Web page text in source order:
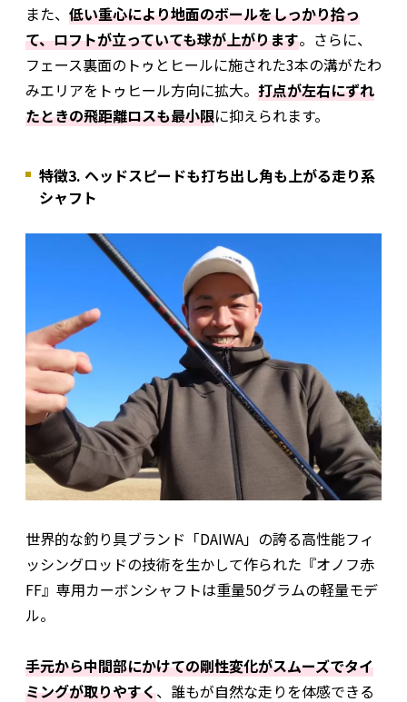
また、 低い重心により地面のボールをしっかり拾っ
て、ロフトが立っていても球が上がります。さらに、
フェース裏面のトゥとヒールに施された3本の溝がたわ
みエリアをトゥヒール方向に拡大。 打点が左右にずれ
たときの飛距離ロスも最小限に抑えられます。
特徴3. ヘッドスピードも打ち出し角も上がる走り系
シャフト
世界的な釣り具ブランド「DAIWA」の誇る高性能フィ
ッシングロッドの技術を生かして作られた『オノフ赤
FF』専用カーボンシャフトは重量50グラムの軽量モデ
ル。
手元から中間部にかけての剛性変化がスムーズでタイ
ミングが取りやすく、誰もが自然な走りを体感できる